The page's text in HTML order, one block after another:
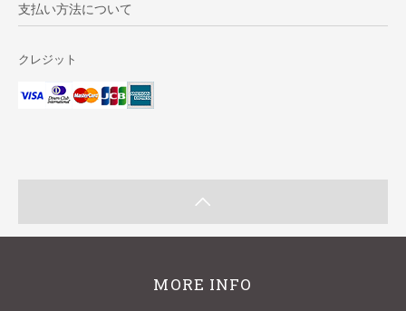
支払い方法について
クレジット
MORE INFO